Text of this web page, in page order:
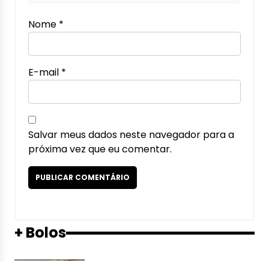
Nome *
E-mail *
Salvar meus dados neste navegador para a
próxima vez que eu comentar.
+ Bolos